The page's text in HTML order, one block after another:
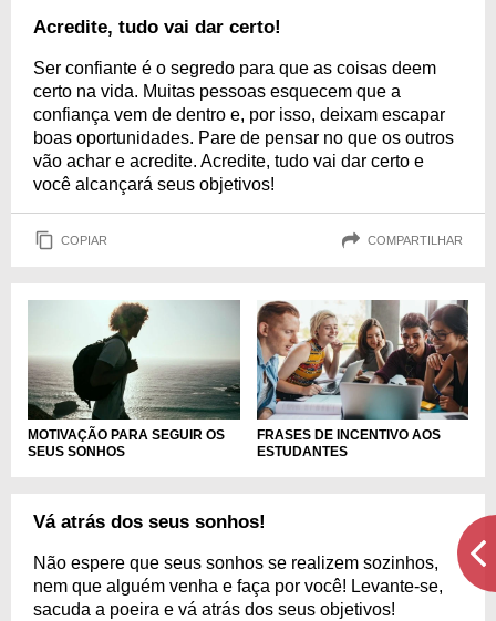
Acredite, tudo vai dar certo!
Ser confiante é o segredo para que as coisas deem
certo na vida. Muitas pessoas esquecem que a
confiança vem de dentro e, por isso, deixam escapar
boas oportunidades. Pare de pensar no que os outros
vão achar e acredite. Acredite, tudo vai dar certo e
você alcançará seus objetivos!
COPIAR COMPARTILHAR
MOTIVAÇÃO PARA SEGUIR OS
SEUS SONHOS
FRASES DE INCENTIVO AOS
ESTUDANTES
Vá atrás dos seus sonhos!
Não espere que seus sonhos se realizem sozinhos,
nem que alguém venha e faça por você! Levante-se,
sacuda a poeira e vá atrás dos seus objetivos!